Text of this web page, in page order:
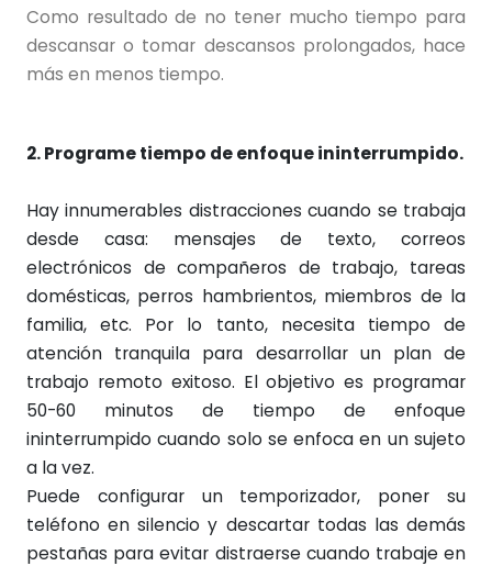
Como resultado de no tener mucho tiempo para
descansar o tomar descansos prolongados, hace
más en menos tiempo.
2. Programe tiempo de enfoque ininterrumpido.
Hay innumerables distracciones cuando se trabaja
desde casa: mensajes de texto, correos
electrónicos de compañeros de trabajo, tareas
domésticas, perros hambrientos, miembros de la
familia, etc. Por lo tanto, necesita tiempo de
atención tranquila para desarrollar un plan de
trabajo remoto exitoso. El objetivo es programar
50-60 minutos de tiempo de enfoque
ininterrumpido cuando solo se enfoca en un sujeto
a la vez.
Puede configurar un temporizador, poner su
teléfono en silencio y descartar todas las demás
pestañas para evitar distraerse cuando trabaje en